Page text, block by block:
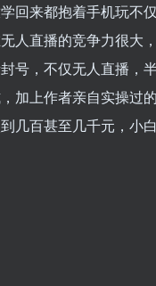
回来都抱着手机玩不
人直播的竞争力很大
号，不仅无人直播，
加上作者亲自实操过
几百甚至几千元，小